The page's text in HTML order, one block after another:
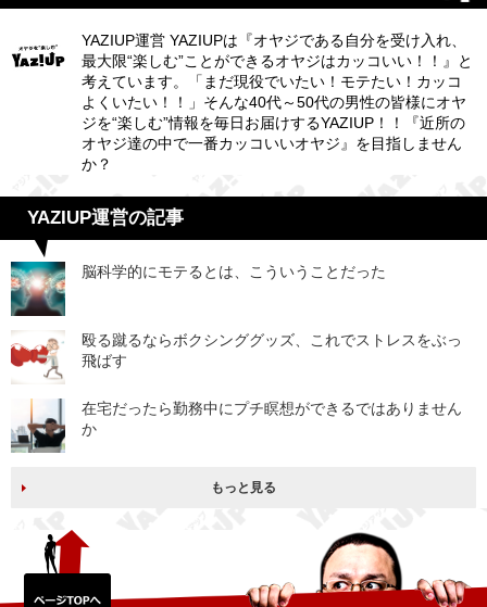
YAZIUP運営 YAZIUPは『オヤジである自分を受け入れ、
最大限“楽しむ”ことができるオヤジはカッコいい！！』と
考えています。「まだ現役でいたい！モテたい！カッコ
よくいたい！！」そんな40代～50代の男性の皆様にオヤ
ジを“楽しむ”情報を毎日お届けするYAZIUP！！『近所の
オヤジ達の中で一番カッコいいオヤジ』を目指しません
か？
YAZIUP運営の記事
脳科学的にモテるとは、こういうことだった
殴る蹴るならボクシンググッズ、これでストレスをぶっ
飛ばす
在宅だったら勤務中にプチ瞑想ができるではありません
か
もっと見る